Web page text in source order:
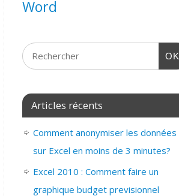
Word
OK
Articles récents
Comment anonymiser les données
sur Excel en moins de 3 minutes?
Excel 2010 : Comment faire un
graphique budget previsionnel